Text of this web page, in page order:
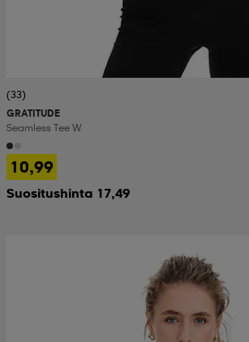
(33)
GRATITUDE
Seamless Tee W
10,99
Suositushinta 17,49